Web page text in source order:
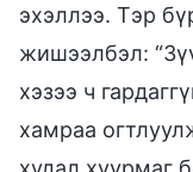
эхэллээ. Тэр
жишээлбэл:
хэзээ ч
хамраа